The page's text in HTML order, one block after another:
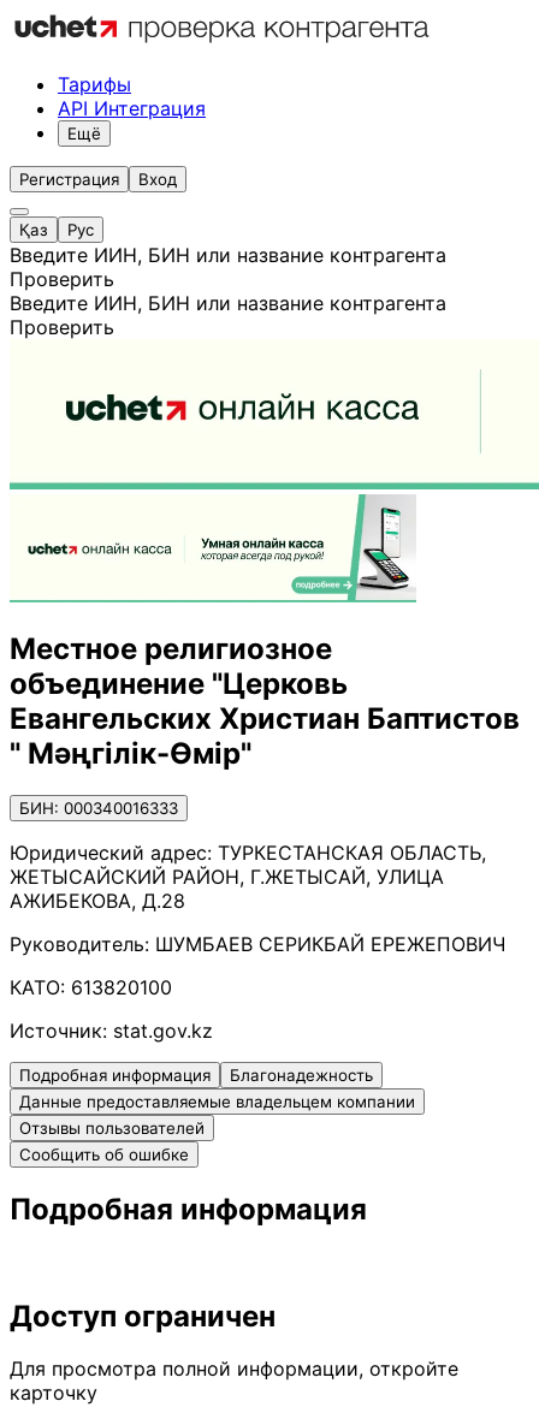
Тарифы
API Интеграция
Ещё
Регистрация Вход
Қаз Рус
Введите ИИН, БИН или название контрагента
Проверить
Введите ИИН, БИН или название контрагента
Проверить
Местное религиозное
объединение "Церковь
Евангельских Христиан Баптистов
" Мәңгілік-Өмір"
БИН: 000340016333
Юридический адрес: ТУРКЕСТАНСКАЯ ОБЛАСТЬ,
ЖЕТЫСАЙСКИЙ РАЙОН, Г.ЖЕТЫСАЙ, УЛИЦА
АЖИБЕКОВА, Д.28
Руководитель: ШУМБАЕВ СЕРИКБАЙ ЕРЕЖЕПОВИЧ
КАТО: 613820100
Источник: stat.gov.kz
Подробная информация
Благонадежность
Данные предоставляемые владельцем компании
Отзывы пользователей
Сообщить об ошибке
Подробная информация
Доступ ограничен
Для просмотра полной информации, откройте
карточку